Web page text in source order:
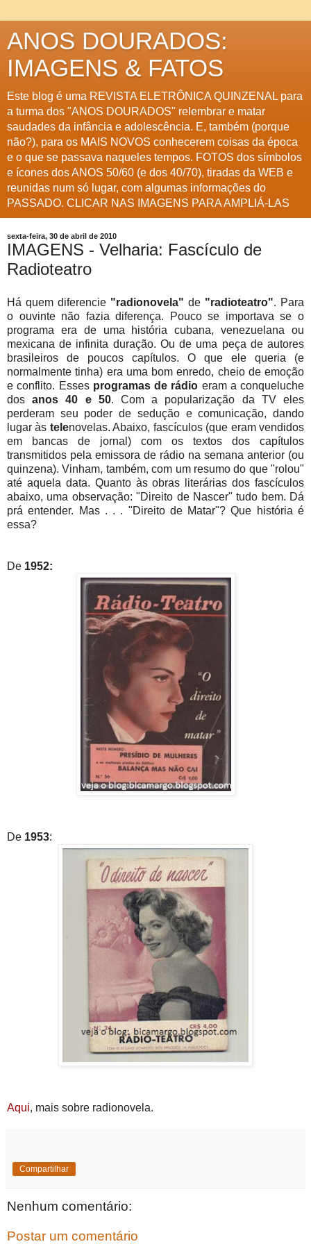
ANOS DOURADOS:
IMAGENS & FATOS
Este blog é uma REVISTA ELETRÔNICA QUINZENAL para
a turma dos "ANOS DOURADOS" relembrar e matar
saudades da infância e adolescência. E, também (porque
não?), para os MAIS NOVOS conhecerem coisas da época
e o que se passava naqueles tempos. FOTOS dos símbolos
e ícones dos ANOS 50/60 (e dos 40/70), tiradas da WEB e
reunidas num só lugar, com algumas informações do
PASSADO. CLICAR NAS IMAGENS PARA AMPLIÁ-LAS
sexta-feira, 30 de abril de 2010
IMAGENS - Velharia: Fascículo de
Radioteatro
Há quem diferencie "radionovela" de "radioteatro". Para
o ouvinte não fazia diferença. Pouco se importava se o
programa era de uma história cubana, venezuelana ou
mexicana de infinita duração. Ou de uma peça de autores
brasileiros de poucos capítulos. O que ele queria (e
normalmente tinha) era uma bom enredo, cheio de emoção
e conflito. Esses programas de rádio eram a conqueluche
dosanos 40 e 50. Com a popularização da TV eles
perderam seu poder de sedução e comunicação, dando
lugar às telenovelas. Abaixo, fascículos (que eram vendidos
em bancas de jornal) com os textos dos capítulos
transmitidos pela emissora de rádio na semana anterior (ou
quinzena). Vinham, também, com um resumo do que "rolou"
até aquela data. Quanto às obras literárias dos fascículos
abaixo, uma observação: "Direito de Nascer" tudo bem. Dá
prá entender. Mas . . . "Direito de Matar"? Que história é
essa?
De 1952:
De 1953:
Aqui, mais sobre radionovela.
Compartilhar
Nenhum comentário:
Postar um comentário